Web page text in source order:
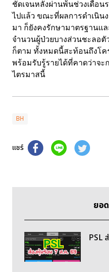
ชัดเจนหลังผ่านพ้นช่วงเดือ
ไปแล้ว ขณะที่ผลการดำเนิน
มา ก็ยังคงรักษามาตรฐานแ
จำนวนผู้ป่วยบางส่วนชะลอตั
ก็ตาม ทั้งหมดนี้สะท้อนถึงโค
พร้อมรับรู้รายได้ที่คาดว่าจะ
ไตรมาสนี้
BH
แชร์
ยอ
PSL